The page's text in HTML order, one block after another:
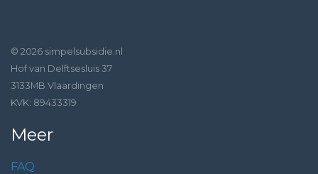
© 2026 simpelsubsidie.nl
Hof van Delftsesluis 37
3133MB Vlaardingen
KVK: 89433319
Meer
FAQ